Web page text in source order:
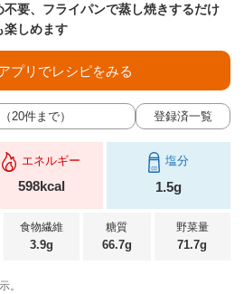
要、フライパンで蒸し焼きするだけ
楽しめます
20件まで） 登録済一覧
プリでレシピをみる
エネルギー
598kcal
塩分
1.5g
食物繊維
3.9g
糖質
66.7g
野菜量
71.7g
。